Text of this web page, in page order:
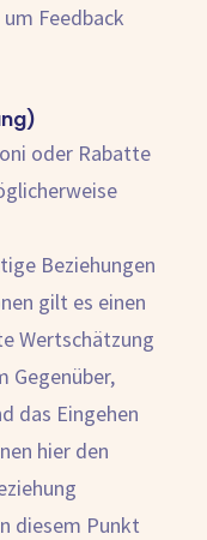
Feedback
oder Rabatte
Beziehungen
gilt es einen
Wertschätzung
Gegenüber,
das Eingehen
hier den
diesem Punkt